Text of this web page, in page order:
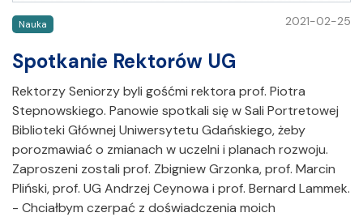
Nauka 2021-02-25
Spotkanie Rektorów UG
Rektorzy Seniorzy byli gośćmi rektora prof. Piotra
Stepnowskiego. Panowie spotkali się w Sali Portretowej
Biblioteki Głównej Uniwersytetu Gdańskiego, żeby
porozmawiać o zmianach w uczelni i planach rozwoju.
Zaproszeni zostali prof. Zbigniew Grzonka, prof. Marcin
Pliński, prof. UG Andrzej Ceynowa i prof. Bernard Lammek.
- Chciałbym czerpać z doświadczenia moich